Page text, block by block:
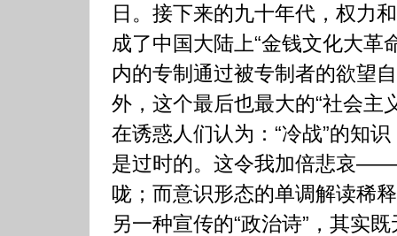
日。接下来的九十年代，权力
成了中国大陆上“金钱文化大革
内的专制通过被专制者的欲望
外，这个最后也最大的“社会主
在诱惑人们认为：“冷战”的知
是过时的。这令我加倍悲哀
咙；而意识形态的单调解读稀
另一种宣传的“政治诗”，其实既